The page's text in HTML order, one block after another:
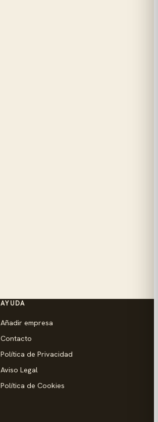
AYUDA
Añadir empresa
Contacto
Política de Privacidad
Aviso Legal
Política de Cookies